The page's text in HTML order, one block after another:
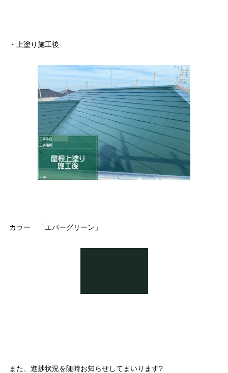
・上塗り施工後
カラー 「エバーグリーン」
また、進捗状況を随時お知らせしてまいります?